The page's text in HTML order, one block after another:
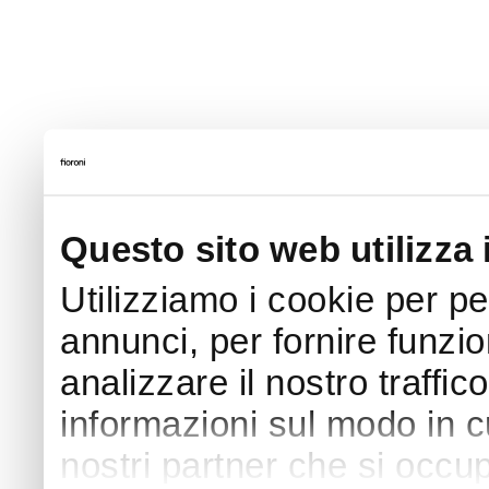
Questo sito web utilizza
Utilizziamo i cookie per
annunci, per fornire
analizzare il nostro
informazioni sul modo in
nostri partner che si